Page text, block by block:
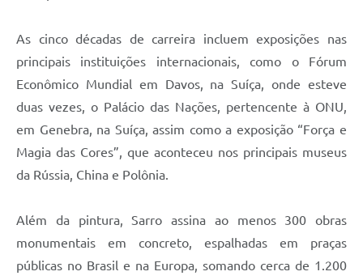
As cinco décadas de carreira incluem exposições nas
principais instituições internacionais, como o Fórum
Econômico Mundial em Davos, na Suíça, onde esteve
duas vezes, o Palácio das Nações, pertencente à ONU,
em Genebra, na Suíça, assim como a exposição “Força e
Magia das Cores”, que aconteceu nos principais museus
da Rússia, China e Polônia.
Além da pintura, Sarro assina ao menos 300 obras
monumentais em concreto, espalhadas em praças
públicas no Brasil e na Europa, somando cerca de 1.200